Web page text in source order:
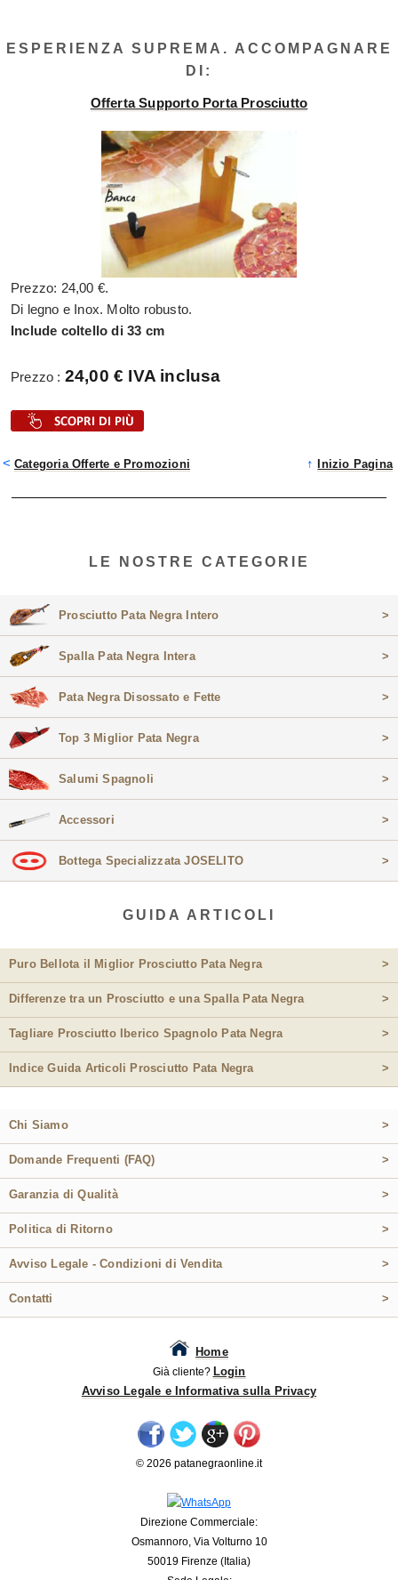
ESPERIENZA SUPREMA. ACCOMPAGNARE
DI:
Offerta Supporto Porta Prosciutto
Prezzo: 24,00 €.
Di legno e Inox. Molto robusto.
Include coltello di 33 cm
Prezzo : 24,00 € IVA inclusa
< Categoria Offerte e Promozioni ↑ Inizio Pagina
LE NOSTRE CATEGORIE
Prosciutto Pata Negra Intero >
Spalla Pata Negra Intera >
Pata Negra Disossato e Fette >
Top 3 Miglior Pata Negra >
Salumi Spagnoli >
Accessori >
Bottega Specializzata JOSELITO >
GUIDA ARTICOLI
Puro Bellota il Miglior Prosciutto Pata Negra >
Differenze tra un Prosciutto e una Spalla Pata Negra >
Tagliare Prosciutto Iberico Spagnolo Pata Negra >
Indice Guida Articoli Prosciutto Pata Negra >
Chi Siamo >
Domande Frequenti (FAQ) >
Garanzia di Qualità >
Politica di Ritorno >
Avviso Legale - Condizioni di Vendita >
Contatti >
Home
Già cliente? Login
Avviso Legale e Informativa sulla Privacy
© 2026 patanegraonline.it
Direzione Commerciale:
Osmannoro, Via Volturno 10
50019 Firenze (Italia)